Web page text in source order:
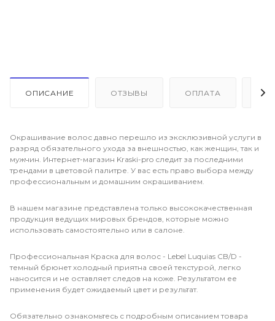
ОПИСАНИЕ ОТЗЫВЫ ОПЛАТА
Окрашивание волос давно перешло из эксклюзивной услуги в
разряд обязательного ухода за внешностью, как женщин, так и
мужчин. Интернет-магазин Kraski-pro следит за последними
трендами в цветовой палитре. У вас есть право выбора между
профессиональным и домашним окрашиванием.
В нашем магазине представлена только высококачественная
продукция ведущих мировых брендов, которые можно
использовать самостоятельно или в салоне.
Профессиональная Краска для волос - Lebel Luquias CB/D -
темный брюнет холодный приятна своей текстурой, легко
наносится и не оставляет следов на коже. Результатом ее
применения будет ожидаемый цвет и результат.
Обязательно ознакомьтесь с подробным описанием товара